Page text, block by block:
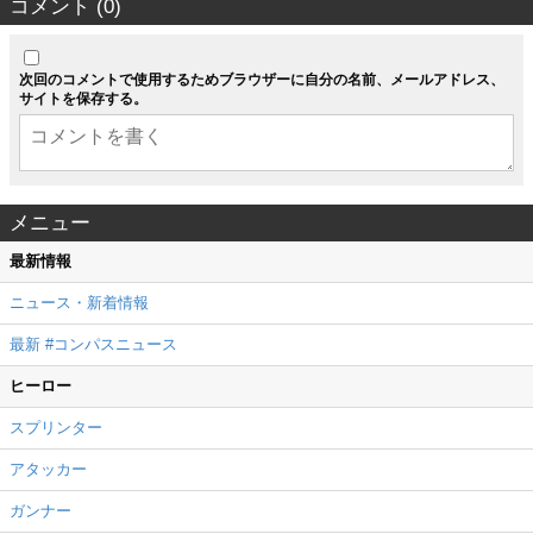
コメント (0)
次回のコメントで使用するためブラウザーに自分の名前、メールアドレス、
サイトを保存する。
メニュー
最新情報
ニュース・新着情報
最新 #コンパスニュース
ヒーロー
スプリンター
アタッカー
ガンナー